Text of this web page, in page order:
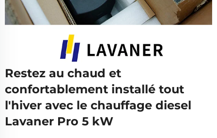
Restez au chaud et
confortablement installé tout
l'hiver avec le chauffage diesel
Lavaner Pro 5 kW